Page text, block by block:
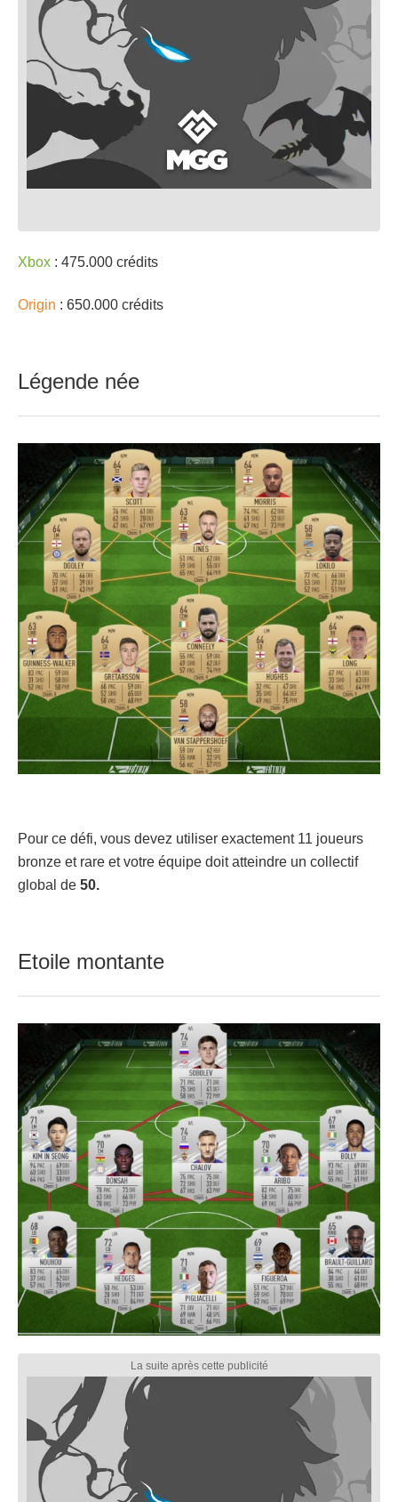
Xbox : 475.000 crédits
Origin : 650.000 crédits
Légende née
Pour ce défi, vous devez utiliser exactement 11 joueurs
bronze et rare et votre équipe doit atteindre un collectif
global de 50.
Etoile montante